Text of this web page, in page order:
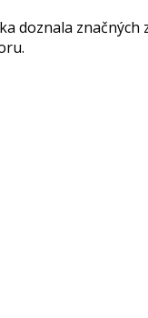
doznala značných